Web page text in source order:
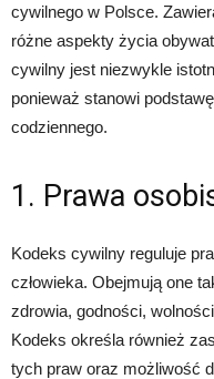
cywilnego w Polsce.
różne aspekty życia
cywilny jest niezwykle
ponieważ stanowi
codziennego.
1. Prawa
Kodeks cywilny reguluje
człowieka. Obejmują one
zdrowia, godności,
Kodeks określa również
tych praw oraz możliwość